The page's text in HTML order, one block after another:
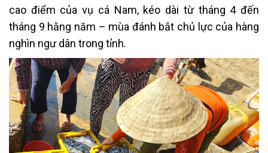
cao điểm của vụ cá Nam, kéo dài từ tháng 4 đến
tháng 9 hằng năm – mùa đánh bắt chủ lực của hàng
nghìn ngư dân trong tỉnh.